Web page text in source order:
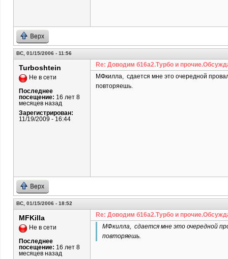
Верх
ВС, 01/15/2006 - 11:56
Turboshtein
Не в сети
Последнее
посещение: 16 лет 8
месяцев назад
Зарегистрирован:
11/19/2009 - 16:44
Re: Доводим б16а2.Турбо и
МФкилла, сдается мне это очередной
повторяешь.
Верх
ВС, 01/15/2006 - 18:52
MFKilla
Не в сети
Последнее
посещение: 16 лет 8
месяцев назад
Re: Доводим б16а2.Турбо и
МФкилла, сдается мне это очередной
повторяешь.